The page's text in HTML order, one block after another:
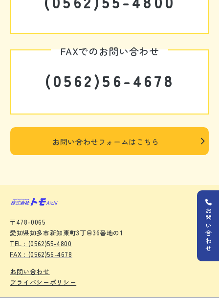
FAXでのお問い合わせ
(0562)56-4678
お問い合わせフォームはこちら
お問い合わせ
〒478-0065
愛知県知多市新知東町3丁目36番地の1
TEL : (0562)55-4800
FAX : (0562)56-4678
お問い合わせ
プライバシーポリシー